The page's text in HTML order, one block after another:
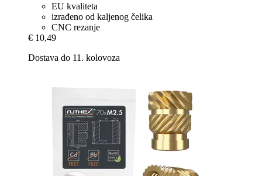
EU kvaliteta
izrađeno od kaljenog čelika
CNC rezanje
€ 10,49
Dostava do 11. kolovoza